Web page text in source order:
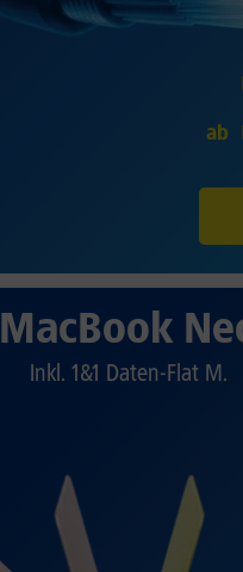
ab
MacBook
Inkl. 1&1 Daten-Flat M.